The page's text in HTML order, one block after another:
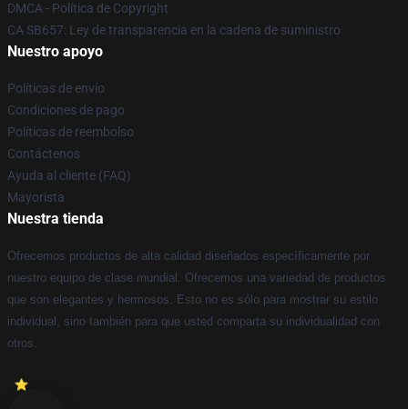
DMCA - Política de Copyright
CA SB657: Ley de transparencia en la cadena de suministro
Nuestro apoyo
Políticas de envío
Condiciones de pago
Políticas de reembolso
Contáctenos
Ayuda al cliente (FAQ)
Mayorista
Nuestra tienda
Ofrecemos productos de alta calidad diseñados específicamente por
nuestro equipo de clase mundial. Ofrecemos una variedad de productos
que son elegantes y hermosos. Esto no es sólo para mostrar su estilo
individual, sino también para que usted comparta su individualidad con
otros.